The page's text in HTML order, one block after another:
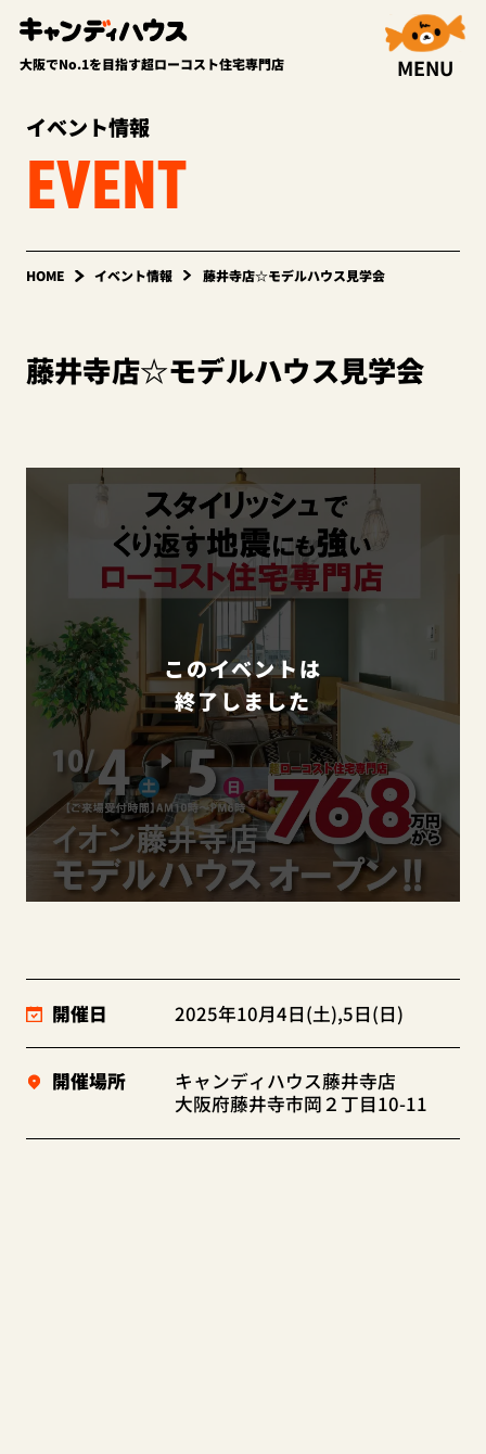
大阪でNo.1を目指す超ローコスト住宅専門店 MENU
イベント情報
EVENT
HOME イベント情報 藤井寺店☆モデルハウス見学会
藤井寺店☆モデルハウス見学会
このイベントは
終了しました
開催日 2025年10月4日(土),5日(日)
開催場所
キャンディハウス藤井寺店
大阪府藤井寺市岡２丁目10-11